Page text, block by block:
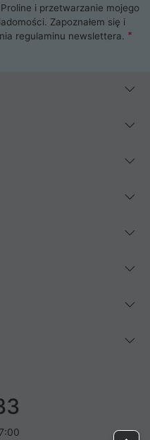
i przetwarzanie mojego
Zapoznałem się i
regulaminu newslettera.